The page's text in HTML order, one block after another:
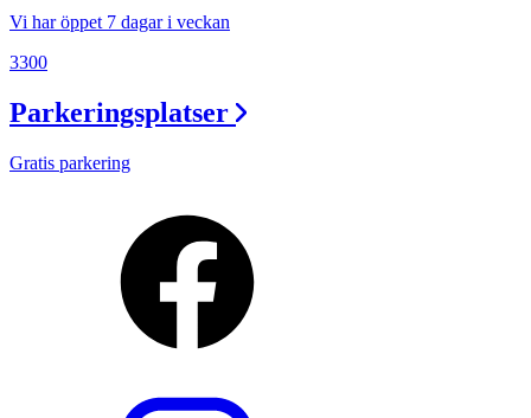
Vi har öppet 7 dagar i veckan
3300
Parkeringsplatser
Gratis parkering